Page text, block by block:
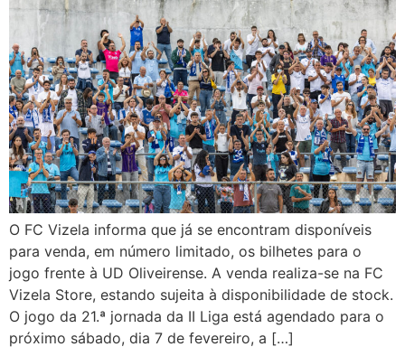
O FC Vizela informa que já se encontram disponíveis
para venda, em número limitado, os bilhetes para o
jogo frente à UD Oliveirense. A venda realiza-se na FC
Vizela Store, estando sujeita à disponibilidade de stock.
O jogo da 21.ª jornada da II Liga está agendado para o
próximo sábado, dia 7 de fevereiro, a […]